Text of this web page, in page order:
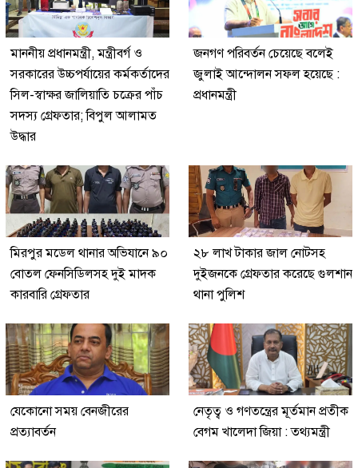
মাননীয় প্রধানমন্ত্রী, মন্ত্রীবর্গ ও
সরকারের উচ্চপর্যায়ের কর্মকর্তাদের
সিল-স্বাক্ষর জালিয়াতি চক্রের পাঁচ
সদস্য গ্রেফতার; বিপুল আলামত
উদ্ধার
জনগণ পরিবর্তন চেয়েছে বলেই
জুলাই আন্দোলন সফল হয়েছে :
প্রধানমন্ত্রী
মিরপুর মডেল থানার অভিযানে ৯০
বোতল ফেনসিডিলসহ দুই মাদক
কারবারি গ্রেফতার
২৮ লাখ টাকার জাল নোটসহ
দুইজনকে গ্রেফতার করেছে গুলশান
থানা পুলিশ
যেকোনো সময় বেনজীরের
প্রত্যাবর্তন
নেতৃত্ব ও গণতন্ত্রের মূর্তমান প্রতীক
বেগম খালেদা জিয়া : তথ্যমন্ত্রী